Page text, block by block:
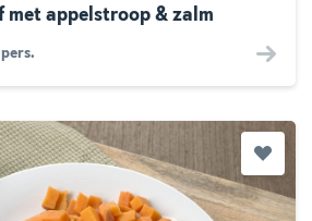
met appelstroop & zalm
pers.